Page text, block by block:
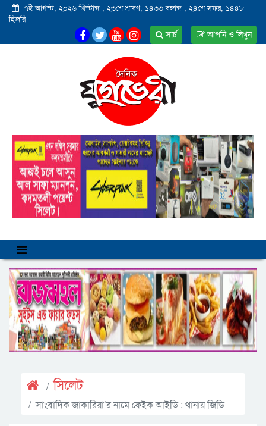
৭ই আগস্ট, ২০২৬ খ্রিস্টাব্দ , ২৩শে শ্রাবণ, ১৪৩৩ বঙ্গাব্দ , ২৪শে সফর, ১৪৪৮
হিজরি
আপনি ও লিখুন
সার্চ
সিলেট
সাংবাদিক জাকারিয়া’র নামে ফেইক আইডি : থানায় জিডি